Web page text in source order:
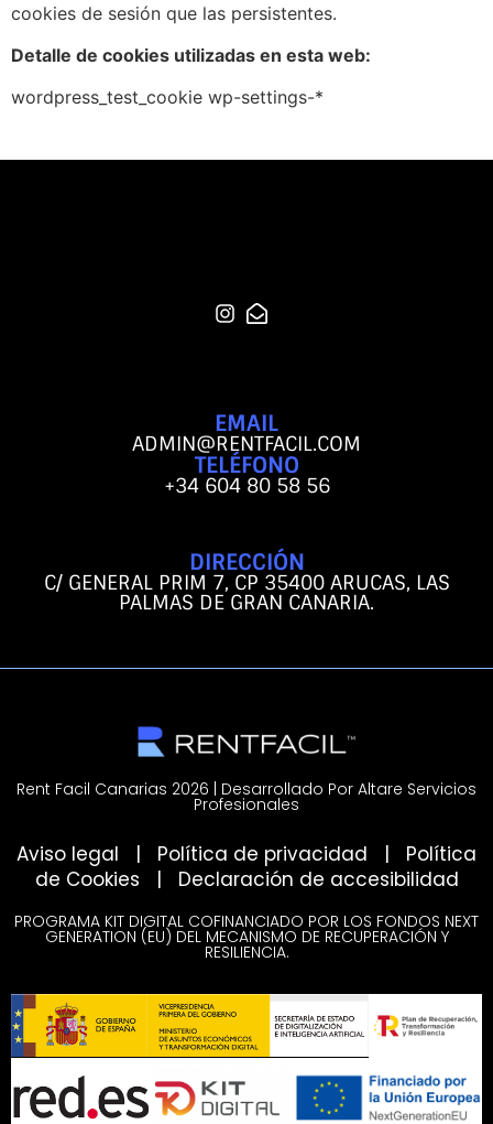
cookies de sesión que las persistentes.
Detalle de cookies utilizadas en esta web:
wordpress_test_cookie wp-settings-*
EMAIL
ADMIN@RENTFACIL.COM
TELÉFONO
+34 604 80 58 56
DIRECCIÓN
C/ GENERAL PRIM 7, CP 35400 ARUCAS, LAS
PALMAS DE GRAN CANARIA.
Rent Facil Canarias 2026 | Desarrollado Por Altare Servicios
Profesionales
Aviso legal | Política de privacidad |
Política
de Cookies
| Declaración de accesibilidad
PROGRAMA KIT DIGITAL COFINANCIADO POR LOS FONDOS NEXT
GENERATION (EU) DEL MECANISMO DE RECUPERACIÓN Y
RESILIENCIA.